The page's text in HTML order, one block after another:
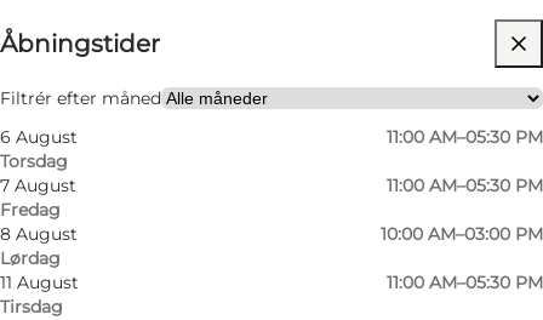
Åbningstider
Filtrér efter måned
6 August
Torsdag
11:00 AM–05:30 PM
7 August
Fredag
11:00 AM–05:30 PM
8 August
Lørdag
10:00 AM–03:00 PM
11 August
Tirsdag
11:00 AM–05:30 PM
Gratis
Besøg hjemmeside